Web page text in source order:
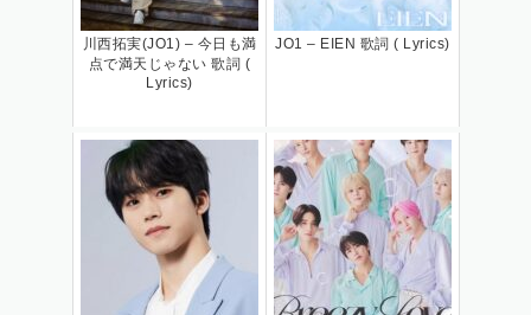
川西拓実(JO1) – 今日も満
点で満天じゃない 歌詞 (
Lyrics)
JO1 – EIEN 歌詞 ( Lyrics)